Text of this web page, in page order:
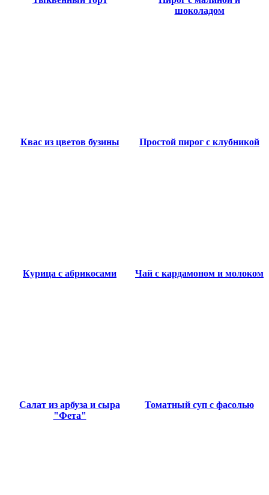
шоколадом
Квас из цветов бузины Простой пирог с клубникой
Курица с абрикосами Чай с кардамоном и молоком
Салат из арбуза и сыра
"Фета"
Томатный суп с фасолью